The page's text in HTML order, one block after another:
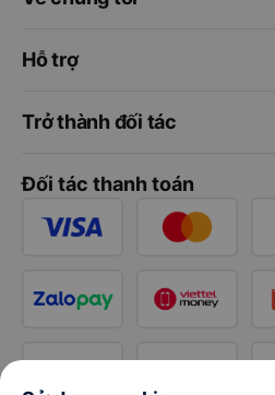
Hỗ trợ
Trở thành đối tác
Đối tác thanh toán